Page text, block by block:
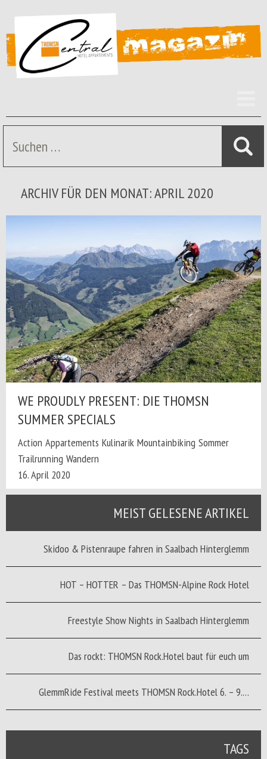
Suche
nach:
ARCHIV FÜR DEN MONAT: APRIL 2020
WE PROUDLY PRESENT: DIE THOMSN
SUMMER SPECIALS
Action Appartements Kulinarik Mountainbiking Sommer
Trailrunning Wandern
16. April 2020
MEIST GELESENE ARTIKEL
Skidoo & Pistenraupe fahren in Saalbach Hinterglemm
HOT – HOTTER – Das THOMSN-Alpine Rock Hotel
Freestyle Show Nights in Saalbach Hinterglemm
Das rockt: THOMSN Rock.Hotel baut für euch um
GlemmRide Festival meets THOMSN Rock.Hotel 6. – 9.…
TAGS